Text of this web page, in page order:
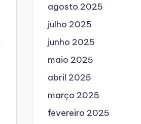
agosto 2025
julho 2025
junho 2025
maio 2025
abril 2025
março 2025
fevereiro 2025